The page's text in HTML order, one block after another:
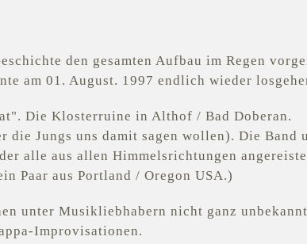
den gesamten Aufbau im Regen
am 01. August. 1997 endlich wieder
Die Klosterruine in Althof / Bad Doberan.
die Jungs uns damit sagen wollen). Die
alle aus allen Himmelsrichtungen
Paar aus Portland / Oregon USA.)
unter Musikliebhabern nicht ganz
Improvisationen.